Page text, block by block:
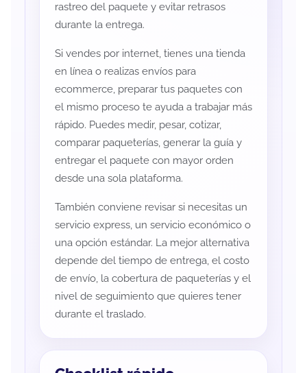
rastreo del paquete y evitar retrasos
durante la entrega.
Si vendes por internet, tienes una tienda
en línea o realizas envíos para
ecommerce, preparar tus paquetes con
el mismo proceso te ayuda a trabajar más
rápido. Puedes medir, pesar, cotizar,
comparar paqueterías, generar la guía y
entregar el paquete con mayor orden
desde una sola plataforma.
También conviene revisar si necesitas un
servicio express, un servicio económico o
una opción estándar. La mejor alternativa
depende del tiempo de entrega, el costo
de envío, la cobertura de paqueterías y el
nivel de seguimiento que quieres tener
durante el traslado.